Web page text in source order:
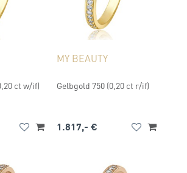
ct w/if)
MY BEAUTY
Gelbgold 750 (0,20 ct r/if)
1.817,- €